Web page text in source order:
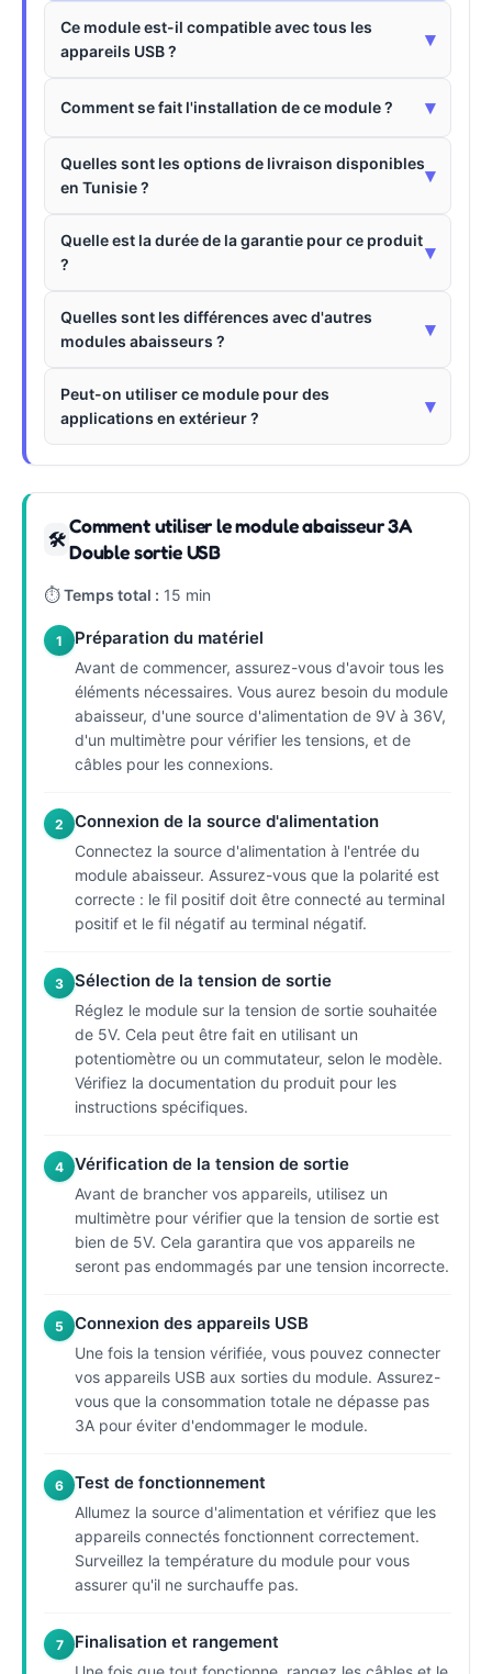
Ce module est-il compatible avec tous les
appareils USB ?
▾
Comment se fait l'installation de ce module ? ▾
Quelles sont les options de livraison disponibles
en Tunisie ?
▾
Quelle est la durée de la garantie pour ce produit
?
▾
Quelles sont les différences avec d'autres
modules abaisseurs ?
▾
Peut-on utiliser ce module pour des
applications en extérieur ?
▾
🛠
Comment utiliser le module abaisseur 3A
Double sortie USB
⏱Temps total : 15 min
1 Préparation du matériel
Avant de commencer, assurez-vous d'avoir tous les
éléments nécessaires. Vous aurez besoin du module
abaisseur, d'une source d'alimentation de 9V à 36V,
d'un multimètre pour vérifier les tensions, et de
câbles pour les connexions.
2 Connexion de la source d'alimentation
Connectez la source d'alimentation à l'entrée du
module abaisseur. Assurez-vous que la polarité est
correcte : le fil positif doit être connecté au terminal
positif et le fil négatif au terminal négatif.
3 Sélection de la tension de sortie
Réglez le module sur la tension de sortie souhaitée
de 5V. Cela peut être fait en utilisant un
potentiomètre ou un commutateur, selon le modèle.
Vérifiez la documentation du produit pour les
instructions spécifiques.
4 Vérification de la tension de sortie
Avant de brancher vos appareils, utilisez un
multimètre pour vérifier que la tension de sortie est
bien de 5V. Cela garantira que vos appareils ne
seront pas endommagés par une tension incorrecte.
5 Connexion des appareils USB
Une fois la tension vérifiée, vous pouvez connecter
vos appareils USB aux sorties du module. Assurez-
vous que la consommation totale ne dépasse pas
3A pour éviter d'endommager le module.
6 Test de fonctionnement
Allumez la source d'alimentation et vérifiez que les
appareils connectés fonctionnent correctement.
Surveillez la température du module pour vous
assurer qu'il ne surchauffe pas.
7 Finalisation et rangement